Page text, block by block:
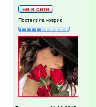
Постелила коврик